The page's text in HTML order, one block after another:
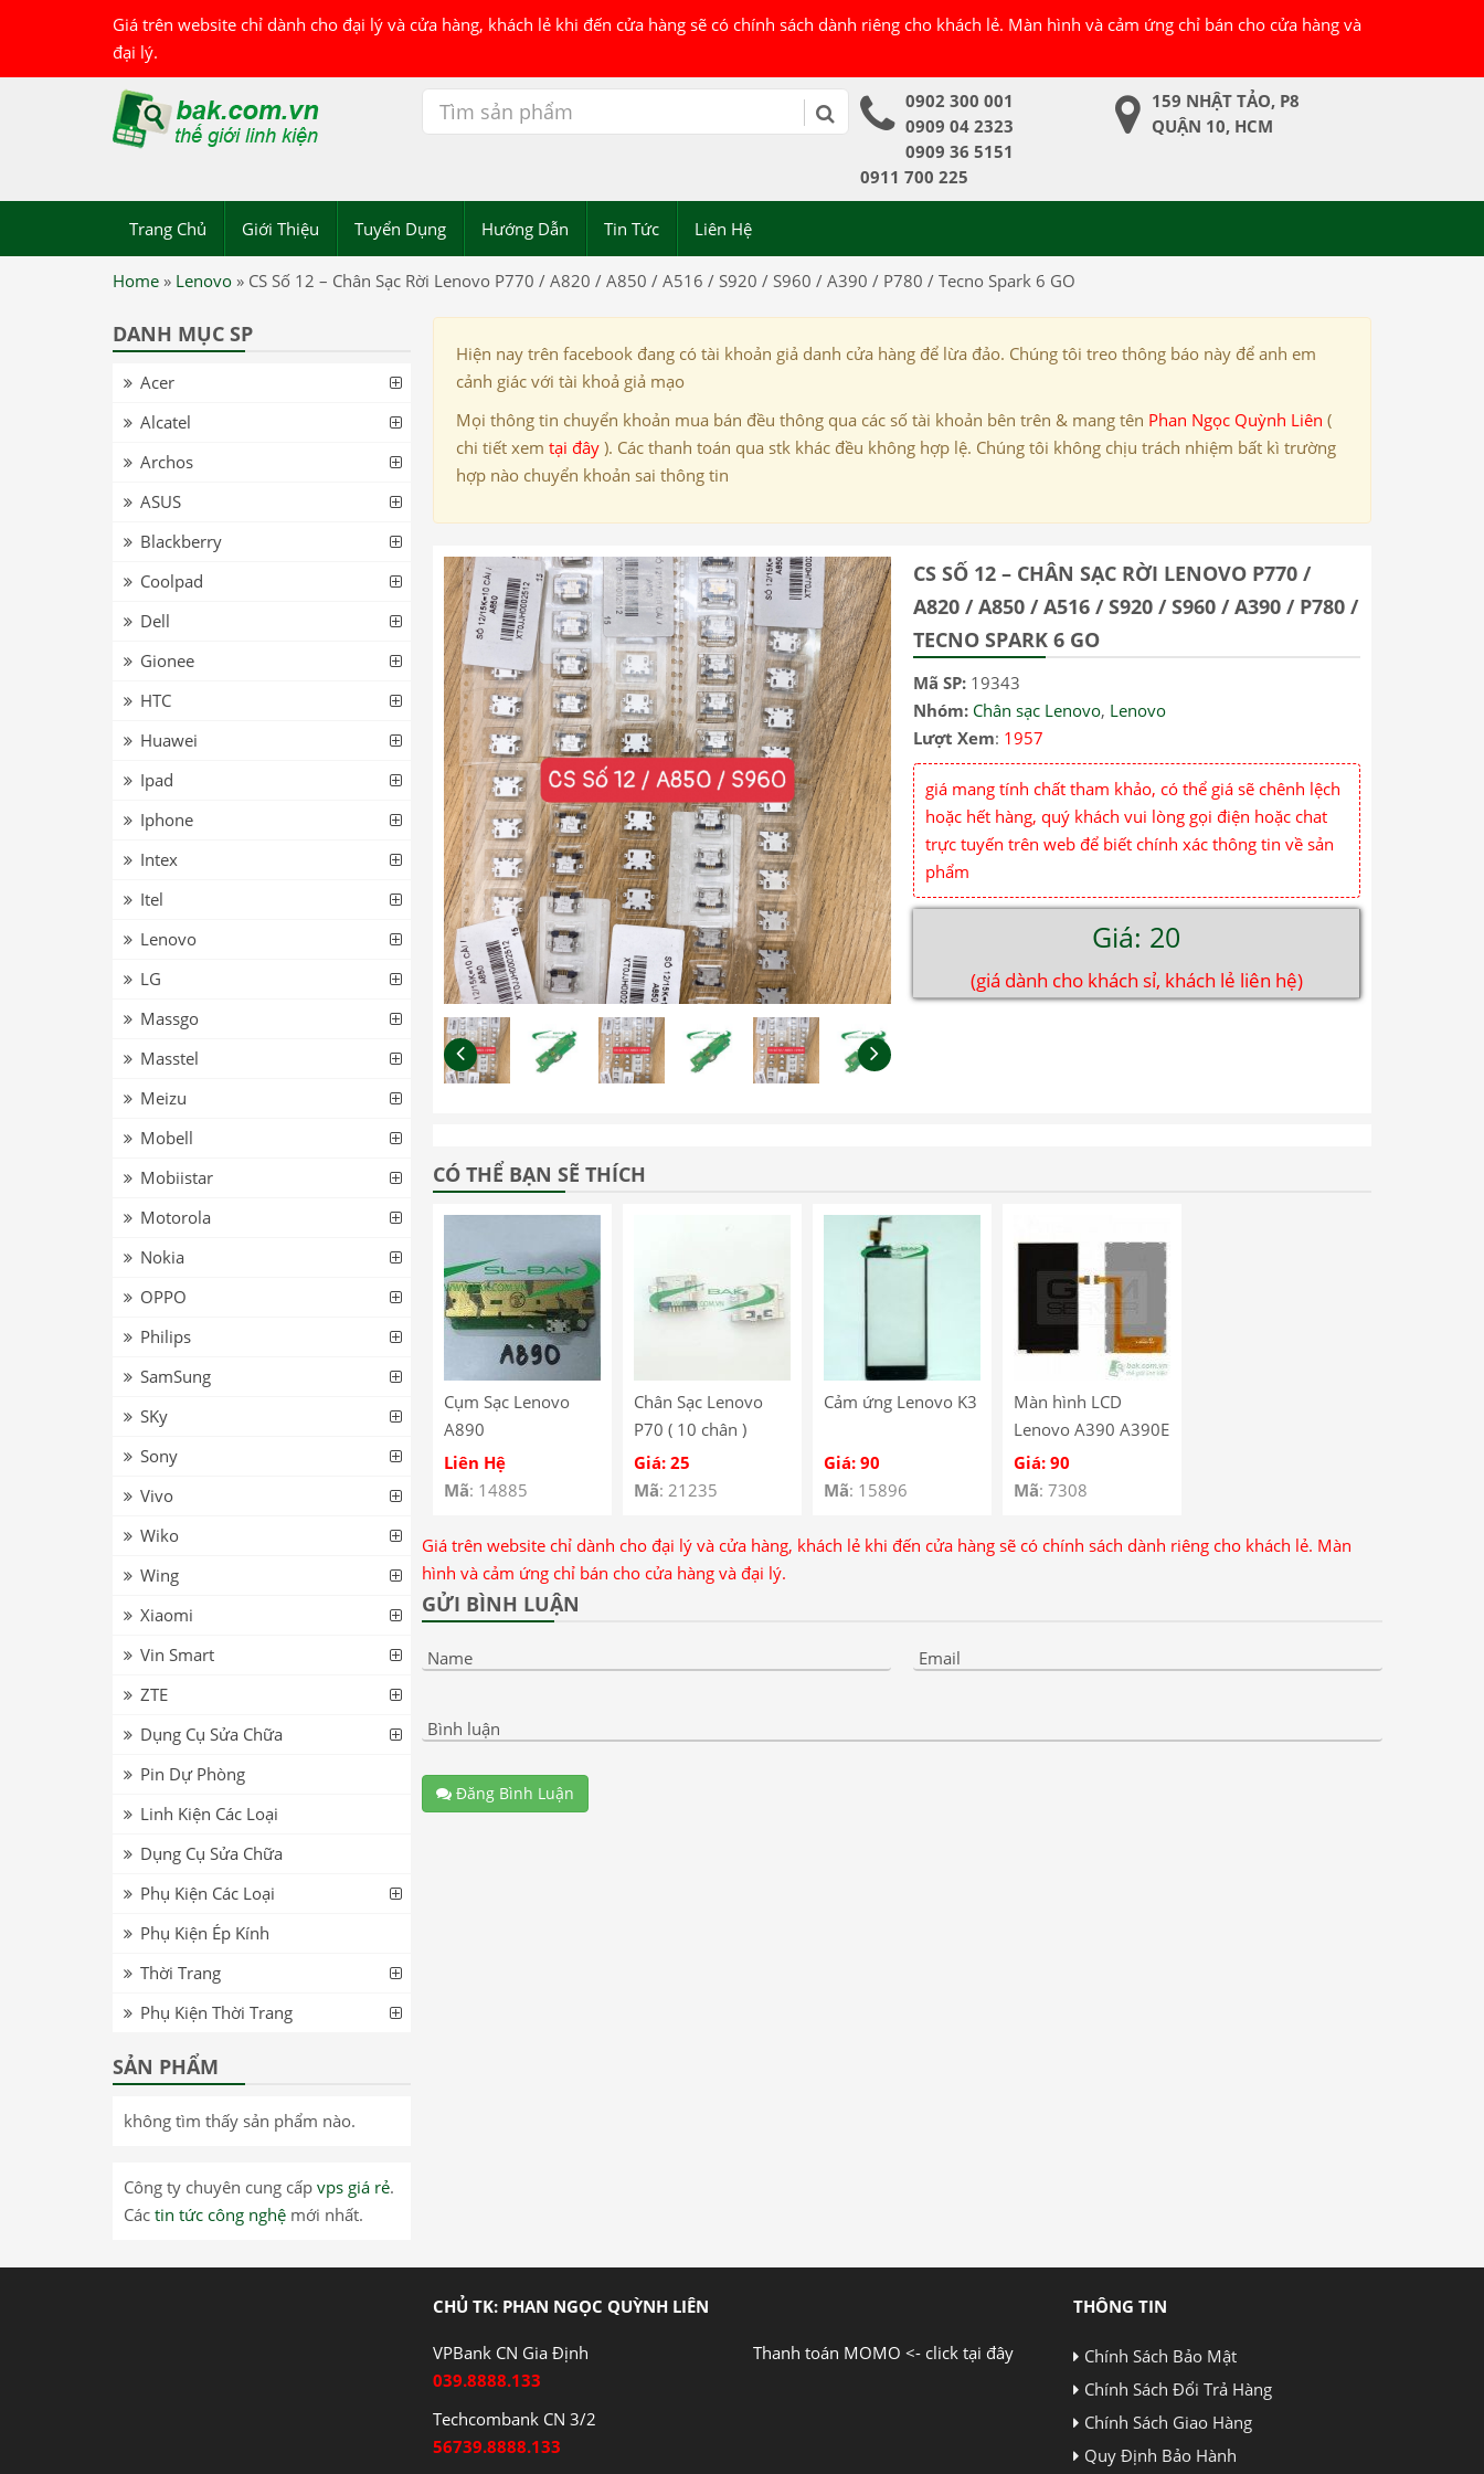
Giá trên website chỉ dành cho đại lý và cửa hàng, khách lẻ khi đến cửa hàng sẽ có chính sách dành riêng cho khách lẻ. Màn hình và cảm ứng chỉ bán cho cửa hàng và
đại lý.
0902 300 001
0909 04 2323
0909 36 5151
0911 700 225
159 NHẬT TẢO, P8
QUẬN 10, HCM
Trang Chủ Giới Thiệu Tuyển Dụng Hướng Dẫn Tin Tức Liên Hệ
Home » Lenovo » CS Số 12 – Chân Sạc Rời Lenovo P770 / A820 / A850 / A516 / S920 / S960 / A390 / P780 / Tecno Spark 6 GO
Hiện nay trên facebook đang có tài khoản giả danh cửa hàng để lừa đảo. Chúng tôi treo thông báo này để anh em
cảnh giác với tài khoả giả mạo
Mọi thông tin chuyển khoản mua bán đều thông qua các số tài khoản bên trên & mang tên Phan Ngọc Quỳnh Liên (
chi tiết xem tại đây ). Các thanh toán qua stk khác đều không hợp lệ. Chúng tôi không chịu trách nhiệm bất kì trường
hợp nào chuyển khoản sai thông tin
CS SỐ 12 – CHÂN SẠC RỜI LENOVO P770 /
A820 / A850 / A516 / S920 / S960 / A390 / P780 /
TECNO SPARK 6 GO
Mã SP: 19343
Nhóm: Chân sạc Lenovo, Lenovo
Lượt Xem: 1957
giá mang tính chất tham khảo, có thể giá sẽ chênh lệch
hoặc hết hàng, quý khách vui lòng gọi điện hoặc chat
trực tuyến trên web để biết chính xác thông tin về sản
phẩm
Giá: 20
(giá dành cho khách sỉ, khách lẻ liên hệ)
CÓ THỂ BẠN SẼ THÍCH
Cụm Sạc Lenovo
A890
Liên Hệ
Mã: 14885
Chân Sạc Lenovo
P70 ( 10 chân )
Giá: 25
Mã: 21235
Cảm ứng Lenovo K3
Giá: 90
Mã: 15896
Màn hình LCD
Lenovo A390 A390E
A390T A690 A790
A750
Giá: 90
Mã: 7308
Giá trên website chỉ dành cho đại lý và cửa hàng, khách lẻ khi đến cửa hàng sẽ có chính sách dành riêng cho khách lẻ. Màn
hình và cảm ứng chỉ bán cho cửa hàng và đại lý.
GỬI BÌNH LUẬN
Name Email
Bình luận
Đăng Bình Luận
DANH MỤC SP
Acer
Alcatel
Archos
ASUS
Blackberry
Coolpad
Dell
Gionee
HTC
Huawei
Ipad
Iphone
Intex
Itel
Lenovo
LG
Massgo
Masstel
Meizu
Mobell
Mobiistar
Motorola
Nokia
OPPO
Philips
SamSung
SKy
Sony
Vivo
Wiko
Wing
Xiaomi
Vin Smart
ZTE
Dụng Cụ Sửa Chữa
Pin Dự Phòng
Linh Kiện Các Loại
Dụng Cụ Sửa Chữa
Phụ Kiện Các Loại
Phụ Kiện Ép Kính
Thời Trang
Phụ Kiện Thời Trang
SẢN PHẨM
không tìm thấy sản phẩm nào.
Công ty chuyên cung cấp vps giá rẻ.
Các tin tức công nghệ mới nhất.
CHỦ TK: PHAN NGỌC QUỲNH LIÊN
VPBank CN Gia Định
039.8888.133
Techcombank CN 3/2
56739.8888.133
Thanh toán MOMO <- click tại đây
THÔNG TIN
Chính Sách Bảo Mật
Chính Sách Đổi Trả Hàng
Chính Sách Giao Hàng
Quy Định Bảo Hành